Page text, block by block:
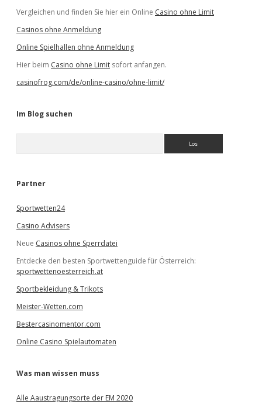
Vergleichen und finden Sie hier ein Online Casino ohne Limit
Casinos ohne Anmeldung
Online Spielhallen ohne Anmeldung
Hier beim Casino ohne Limit sofort anfangen.
casinofrog.com/de/online-casino/ohne-limit/
Im Blog suchen
e
Partner
Sportwetten24
Casino Advisers
Neue Casinos ohne Sperrdatei
Entdecke den besten Sportwettenguide für Österreich:
sportwettenoesterreich.at
Sportbekleidung & Trikots
Meister-Wetten.com
Bestercasinomentor.com
Online Casino Spielautomaten
Was man wissen muss
Alle Aaustragungsorte der EM 2020